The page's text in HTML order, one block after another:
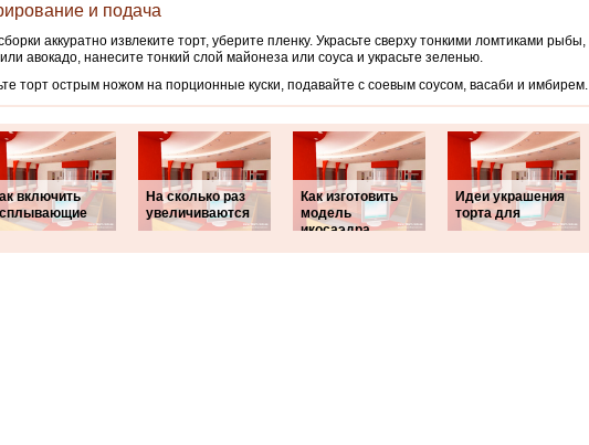
и подача
аккуратно извлеките торт, уберите пленку. Украсьте сверху тонкими ломтиками рыбы,
авокадо, нанесите тонкий слой майонеза или соуса и украсьте зеленью.
торт острым ножом на порционные куски, подавайте с соевым соусом, васаби и имбирем.
включить
На сколько раз
увеличиваются
Как изготовить
модель
икосаэдра
Идеи украшения
торта для